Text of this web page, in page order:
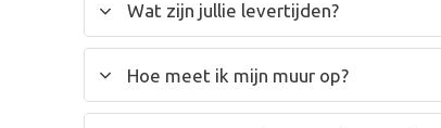
Wat zijn jullie levertijden?
Hoe meet ik mijn muur op?